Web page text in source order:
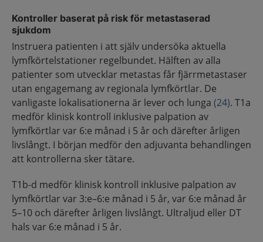
Kontroller baserat på risk för metastaserad
sjukdom
Instruera patienten i att själv undersöka aktuella
lymfkörtelstationer regelbundet. Hälften av alla
patienter som utvecklar metastas får fjärrmetastaser
utan engagemang av regionala lymfkörtlar. De
vanligaste lokalisationerna är lever och lunga (24). T1a
medför klinisk kontroll inklusive palpation av
lymfkörtlar var 6:e månad i 5 år och därefter årligen
livslångt. I början medför den adjuvanta behandlingen
att kontrollerna sker tätare.
T1b-d medför klinisk kontroll inklusive palpation av
lymfkörtlar var 3:e–6:e månad i 5 år, var 6:e månad år
5–10 och därefter årligen livslångt. Ultraljud eller DT
hals var 6:e månad i 5 år.